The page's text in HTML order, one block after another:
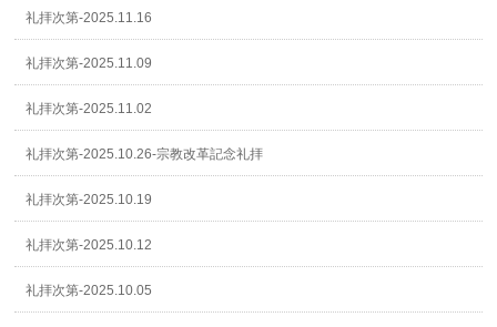
礼拝次第-2025.11.16
礼拝次第-2025.11.09
礼拝次第-2025.11.02
礼拝次第-2025.10.26-宗教改革記念礼拝
礼拝次第-2025.10.19
礼拝次第-2025.10.12
礼拝次第-2025.10.05